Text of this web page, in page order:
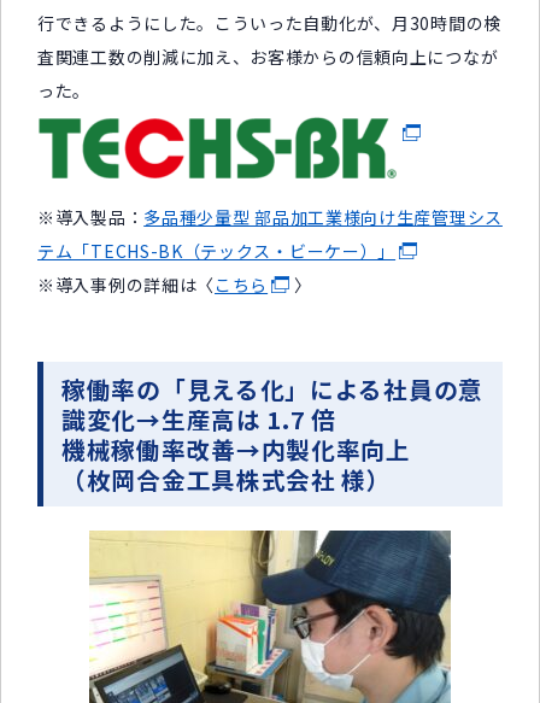
行できるようにした。こういった自動化が、月30時間の検
査関連工数の削減に加え、お客様からの信頼向上につなが
った。
※導入製品： 多品種少量型 部品加工業様向け生産管理シス
テム「TECHS-BK（テックス・ビーケー）」
※導入事例の詳細は〈 こちら 〉
稼働率の「見える化」による社員の意
識変化→生産高は 1.7 倍
機械稼働率改善→内製化率向上
（枚岡合金工具株式会社 様）